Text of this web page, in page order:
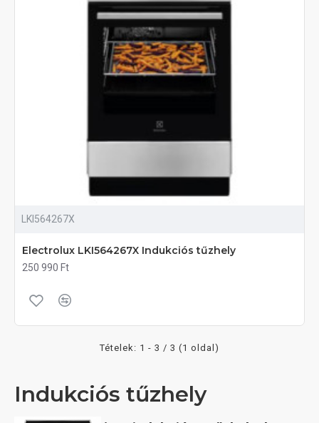
LKI564267X
Electrolux LKI564267X Indukciós tűzhely
250 990 Ft
Tételek: 1 - 3 / 3 (1 oldal)
Indukciós tűzhely